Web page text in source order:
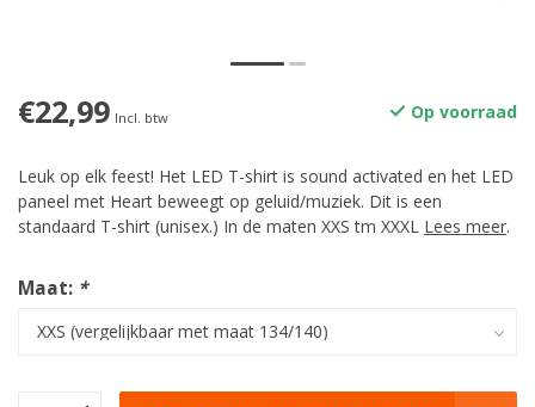
€22,99 Incl. btw Op voorraad
Leuk op elk feest! Het LED T-shirt is sound activated en het LED
paneel met Heart beweegt op geluid/muziek. Dit is een
standaard T-shirt (unisex.) In de maten XXS tm XXXL Lees meer.
Maat: *